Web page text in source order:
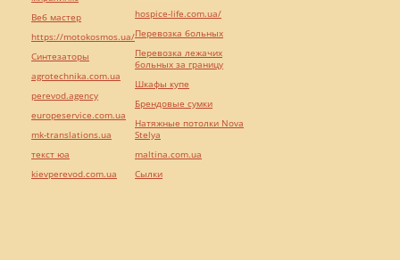
Веб мастер
https://motokosmos.ua/
Синтезаторы
agrotechnika.com.ua
perevod.agency
europeservice.com.ua
mk-translations.ua
текст юа
kievperevod.com.ua
hospice-life.com.ua/
Перевозка больных
Перевозка лежачих
больных за границу
Шкафы купе
Брендовые сумки
Натяжные потолки Nova
Stelya
maltina.com.ua
Cылки